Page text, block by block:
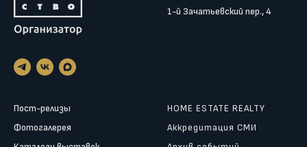
1-й Зачатьевский пер., 4
Пост-релизы
Фотогалерея
HOME ESTATE REALTY
Аккредитация СМИ